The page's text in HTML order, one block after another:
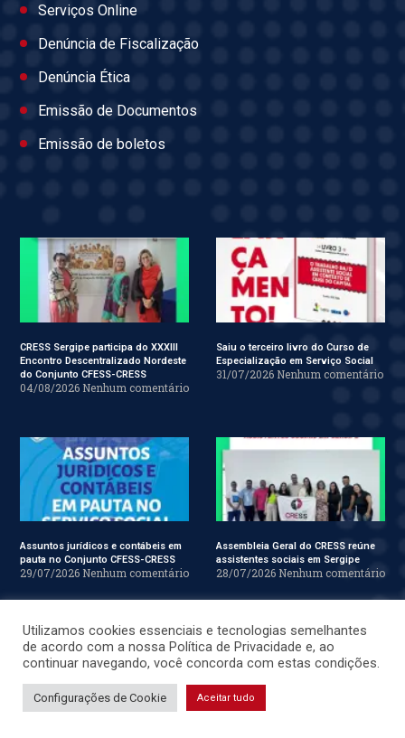
Serviços Online
Denúncia de Fiscalização
Denúncia Ética
Emissão de Documentos
Emissão de boletos
CRESS Sergipe participa do XXXIII
Encontro Descentralizado Nordeste
do Conjunto CFESS-CRESS
04/08/2026 Nenhum comentário
Saiu o terceiro livro do Curso de
Especialização em Serviço Social
31/07/2026 Nenhum comentário
Assuntos jurídicos e contábeis em
pauta no Conjunto CFESS-CRESS
29/07/2026 Nenhum comentário
Assembleia Geral do CRESS reúne
assistentes sociais em Sergipe
28/07/2026 Nenhum comentário
Utilizamos cookies essenciais e tecnologias semelhantes
de acordo com a nossa Política de Privacidade e, ao
continuar navegando, você concorda com estas condições.
Configurações de Cookie Aceitar tudo